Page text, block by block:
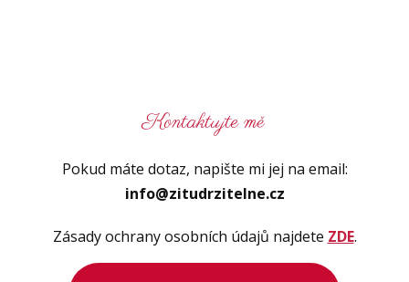
Kontaktujte mě
Pokud máte dotaz, napište mi jej na email:
info@zitudrzitelne.cz
Zásady ochrany osobních údajů najdete ZDE.